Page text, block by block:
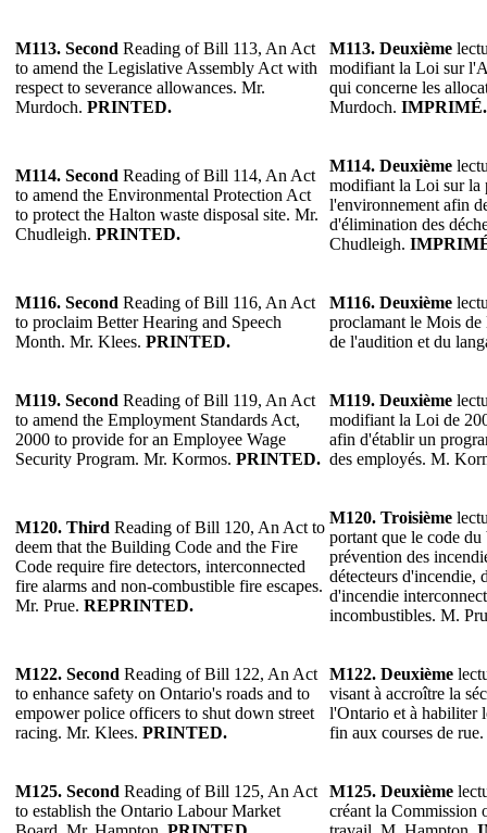
M113. Second Reading of Bill 113, An Act
to amend the Legislative Assembly Act with
respect to severance allowances. Mr.
Murdoch. PRINTED.
M113. Deuxième
modifiant la Loi sur
qui concerne les
Murdoch. IMPRIMÉ.
M114. Second Reading of Bill 114, An Act
to amend the Environmental Protection Act
to protect the Halton waste disposal site. Mr.
Chudleigh. PRINTED.
M114. Deuxième
modifiant la Loi sur la
l'environnement afin
d'élimination des
Chudleigh.
M116. Second Reading of Bill 116, An Act
to proclaim Better Hearing and Speech
Month. Mr. Klees. PRINTED.
M116. Deuxième
proclamant le Mois de
de l'audition et du
M119. Second Reading of Bill 119, An Act
to amend the Employment Standards Act,
2000 to provide for an Employee Wage
Security Program. Mr. Kormos. PRINTED.
M119. Deuxième
modifiant la Loi de
afin d'établir un
des employés. M.
M120. Third Reading of Bill 120, An Act to
deem that the Building Code and the Fire
Code require fire detectors, interconnected
fire alarms and non-combustible fire escapes.
Mr. Prue. REPRINTED.
M120. Troisième
portant que le code
prévention des
détecteurs d'incendie,
d'incendie
incombustibles. M.
M122. Second Reading of Bill 122, An Act
to enhance safety on Ontario's roads and to
empower police officers to shut down street
racing. Mr. Klees. PRINTED.
M122. Deuxième
visant à accroître la
l'Ontario et à habiliter
fin aux courses de
M125. Second Reading of Bill 125, An Act
to establish the Ontario Labour Market
M125. Deuxième
créant la Commission